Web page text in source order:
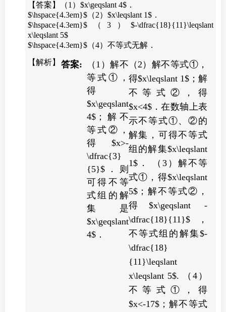
【答案】（1）$x\geqslant 4$．
$\hspace{4.3em}$（2）$x\leqslant 1$．
$\hspace{4.3em}$（3）$-\dfrac{18}{11}\leqslant
x\leqslant 5$
$\hspace{4.3em}$（4）不等式无解．
（1）解不
等式①，
得
$x\geqslant
4$；解不
等式②，
得$x>-
\dfrac{3}
{5}$．则
可得不等
式组的解
集是
$x\geqslant
4$．
（2）解不等式①，
得$x\leqslant 1$；解
不等式②，得
$x<4$．在数轴上表
示不等式①、②的
解集，可得不等式
组的解集$x\leqslant
1$． （3）解不等
式①，得$x\leqslant
5$；解不等式②，
得$x\geqslant -
\dfrac{18}{11}$，
不等式组的解集$-
\dfrac{18}
{11}\leqslant
x\leqslant 5$​. （4）
不等式①，得
$x<-17$；解不等式